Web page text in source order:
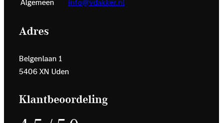
Adres
Belgenlaan 1
5406 XN Uden
Klantbeoordeling